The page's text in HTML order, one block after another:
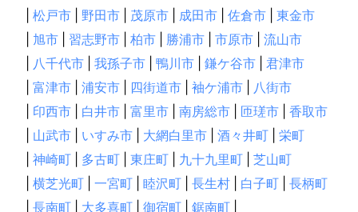
松戸市 野田市 茂原市 成田市 佐倉市
東金市
旭市 習志野市 柏市 勝浦市 市原市
流山市
八千代市 我孫子市 鴨川市 鎌ケ谷市
君津市
富津市 浦安市 四街道市 袖ケ浦市
八街市
印西市 白井市 富里市 南房総市 匝瑳市
香取市
山武市 いすみ市 大網白里市 酒々井町
栄町
神崎町 多古町 東庄町 九十九里町
芝山町
横芝光町 一宮町 睦沢町 長生村 白子町
長柄町
長南町 大多喜町 御宿町 鋸南町